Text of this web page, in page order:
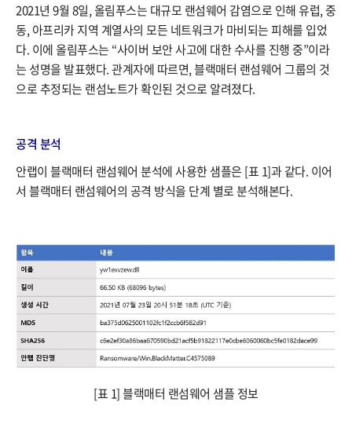
2021년 9월 8일, 올림푸스는 대규모 랜섬웨어 감염으로 인해 유럽, 중
동, 아프리카 지역 계열사의 모든 네트워크가 마비되는 피해를 입었
다. 이에 올림푸스는 “사이버 보안 사고에 대한 수사를 진행 중”이라
는 성명을 발표했다. 관계자에 따르면, 블랙매터 랜섬웨어 그룹의 것
으로 추정되는 랜섬노트가 확인된 것으로 알려졌다.
공격 분석
안랩이 블랙매터 랜섬웨어 분석에 사용한 샘플은 [표 1]과 같다. 이어
서 블랙매터 랜섬웨어의 공격 방식을 단계 별로 분석해본다.
[표 1] 블랙매터 랜섬웨어 샘플 정보